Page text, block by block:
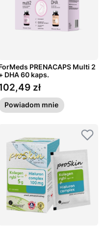
PRENACAPS Multi 2
DHA 60 kaps.
zł
Powiadom mnie